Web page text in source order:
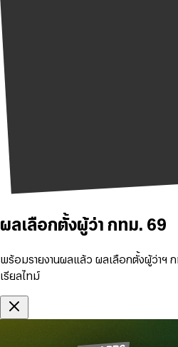
ผลเลือกตั้งผู้ว่า กทม. 69
พร้อมรายงานผลแล้ว ผลเลือกตั้งผู้ว่าฯ
เรียลไทม์